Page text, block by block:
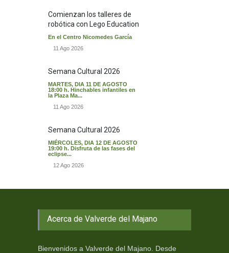
Comienzan los talleres de
robótica con Lego Education
En el Centro Nicomedes García
11 Ago 2026
Semana Cultural 2026
MARTES, DIA 11 DE AGOSTO
18:00 h. Hinchables infantiles en
la Plaza Ma...
11 Ago 2026
Semana Cultural 2026
MIÉRCOLES, DIA 12 DE AGOSTO
19:00 h. Disfruta de las fases del
eclipse...
12 Ago 2026
Acerca de Valverde del Majano
Bienvenidos a Valverde del Majano. Desde